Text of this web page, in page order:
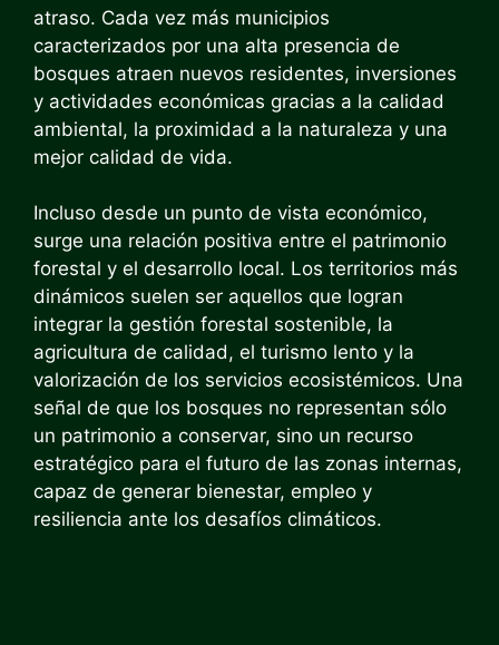
atraso. Cada vez más municipios
caracterizados por una alta presencia de
bosques atraen nuevos residentes, inversiones
y actividades económicas gracias a la calidad
ambiental, la proximidad a la naturaleza y una
mejor calidad de vida.
Incluso desde un punto de vista económico,
surge una relación positiva entre el patrimonio
forestal y el desarrollo local. Los territorios más
dinámicos suelen ser aquellos que logran
integrar la gestión forestal sostenible, la
agricultura de calidad, el turismo lento y la
valorización de los servicios ecosistémicos. Una
señal de que los bosques no representan sólo
un patrimonio a conservar, sino un recurso
estratégico para el futuro de las zonas internas,
capaz de generar bienestar, empleo y
resiliencia ante los desafíos climáticos.